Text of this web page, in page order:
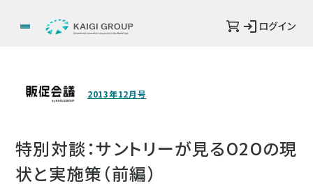
ログイン
2013年12月号
特別対談：サントリーが見るO2Oの現
状と実施策（前編）